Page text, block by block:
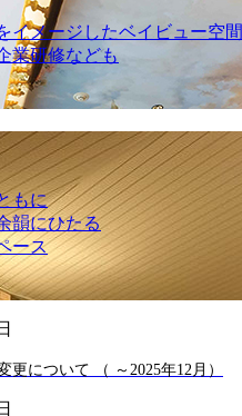
イメージしたベイビュー空間
業研修なども
もに
韻にひたる
ース
更について （ ～2025年12月）